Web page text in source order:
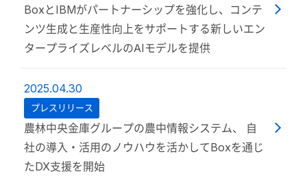
BoxとIBMがパートナーシップを強化し、コンテ
ンツ生成と生産性向上をサポートする新しいエン
タープライズレベルのAIモデルを提供
2025.04.30
プレスリリース
農林中央金庫グループの農中情報システム、 自
社の導入・活用のノウハウを活かしてBoxを通じ
たDX支援を開始